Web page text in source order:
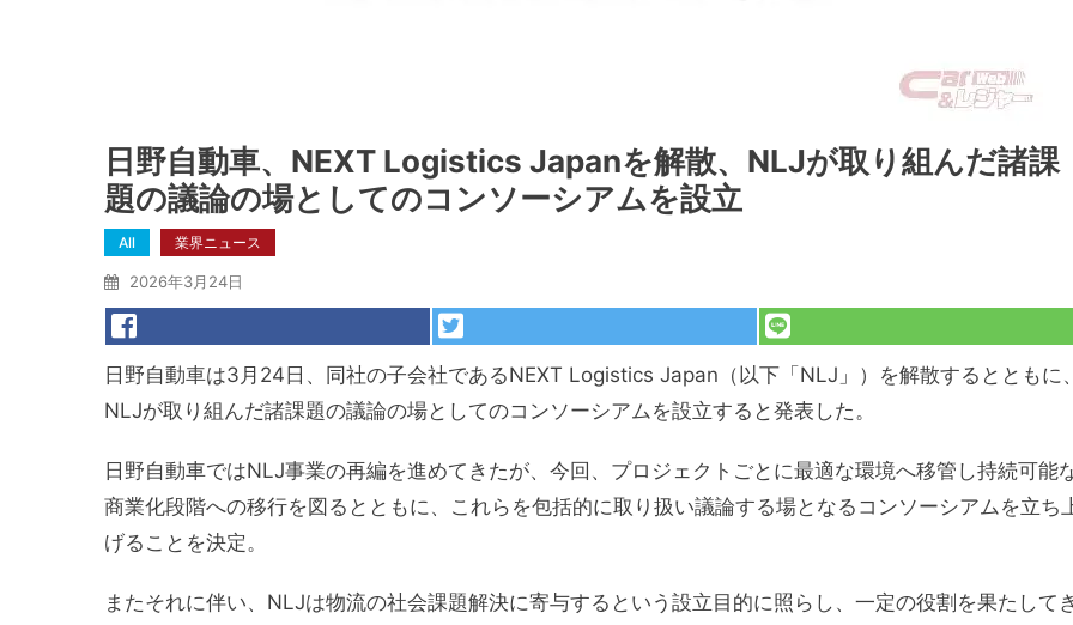
日野自動車、NEXT Logistics Japanを解散、NLJが取り組んだ諸課
題の議論の場としてのコンソーシアムを設立
All 業界ニュース
2026年3月24日
日野自動車は3月24日、同社の子会社であるNEXT Logistics Japan（以下「NLJ」）を解散するとともに
NLJが取り組んだ諸課題の議論の場としてのコンソーシアムを設立すると発表した。
日野自動車ではNLJ事業の再編を進めてきたが、今回、プロジェクトごとに最適な環境へ移管し持続可能
商業化段階への移行を図るとともに、これらを包括的に取り扱い議論する場となるコンソーシアムを立ち
げることを決定。
またそれに伴い、NLJは物流の社会課題解決に寄与するという設立目的に照らし、一定の役割を果たして